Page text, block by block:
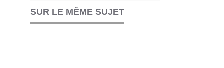
SUR LE MÊME SUJET